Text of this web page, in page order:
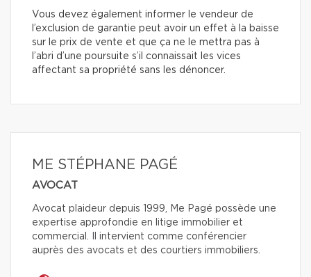
Vous devez également informer le vendeur de
l’exclusion de garantie peut avoir un effet à la baisse
sur le prix de vente et que ça ne le mettra pas à
l’abri d’une poursuite s’il connaissait les vices
affectant sa propriété sans les dénoncer.
ME STÉPHANE PAGÉ
AVOCAT
Avocat plaideur depuis 1999, Me Pagé possède une
expertise approfondie en litige immobilier et
commercial. Il intervient comme conférencier
auprès des avocats et des courtiers immobiliers.